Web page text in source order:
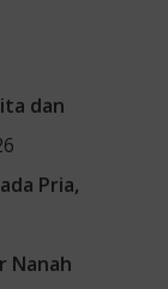
dan
Pria,
Nanah